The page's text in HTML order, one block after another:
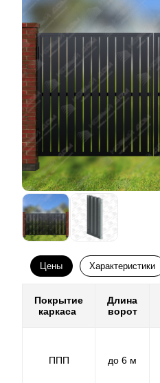
Цены Характеристики
Покрытие
каркаса
Длина
ворот
ППП до 6 м